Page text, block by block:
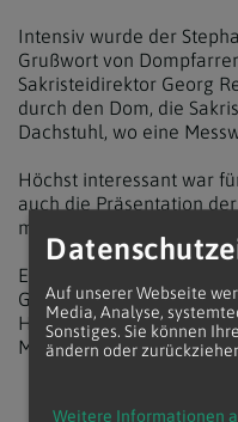
Intensiv wurde der
Grußwort von
Sakristeidirektor Georg
durch den Dom, die
Dachstuhl, wo eine
Höchst interessant war
auch die Präsentation
mit einer Vielzahl an
Einen besonderen
Gottesdienst mit
Hauskapelle, bei der der
Mesnern für ihren
Auf unserer Webseite
Media, Analyse,
Sonstiges. Sie können
ändern oder
Weitere Informationen